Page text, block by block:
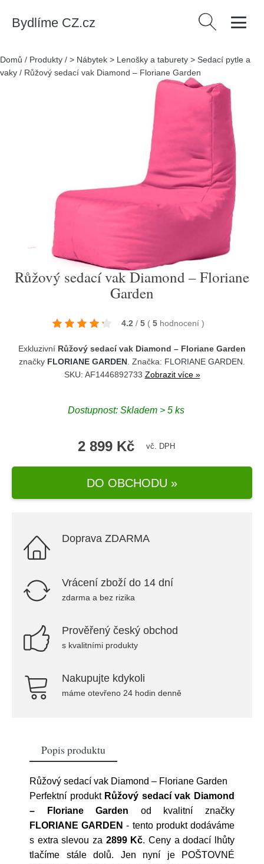
Bydlíme CZ.cz Vyhledávání
Domů / Produkty / > Nábytek > Lenošky a taburety > Sedací pytle a
vaky / Růžový sedací vak Diamond – Floriane Garden
Růžový sedací vak Diamond – Floriane
Garden
4.2 / 5 ( 5 hodnocení )
Exkluzivní Růžový sedací vak Diamond – Floriane Garden
značky FLORIANE GARDEN . Značka: FLORIANE GARDEN
SKU: AF1446892733 Zobrazit více »
Dostupnost: Skladem > 5 ks
2 899 Kč vč. DPH
DO OBCHODU »
Doprava ZDARMA
Vrácení zboží do 14 dní
zdarma a bez rizika
Prověřený český obchod
s kvalitními produkty
Nakupujte kdykoli
máme otevřeno 24 hodin denně
Popis produktu
Růžový sedací vak Diamond – Floriane Garden
Perfektní produkt Růžový sedací vak Diamond
– Floriane Garden od kvalitní značky
FLORIANE GARDEN - tento produkt dodáváme
s extra slevou za 2899 Kč. Ceny a dodací lhůty
tlačíme stále dolů. Jen nyní je POŠTOVNÉ